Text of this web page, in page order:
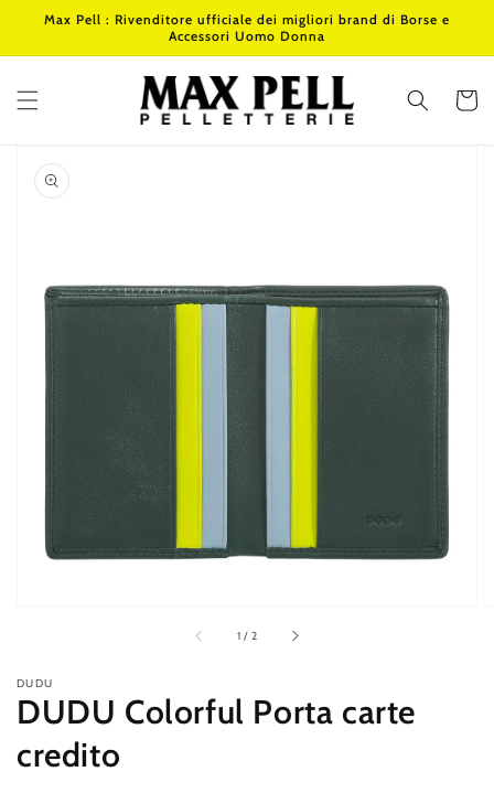
direttamente
Max Pell : Rivenditore ufficiale dei migliori brand di Borse e
Accessori Uomo Donna
Carrello
informazioni
sul prodotto
1
multimediali
1 / di
2
DUDU
DUDU Colorful Porta carte
credito